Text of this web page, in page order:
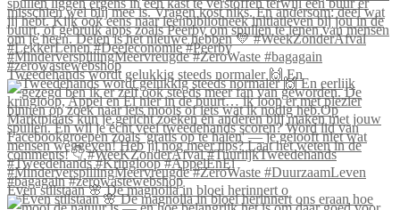
Tweedehands wordt gelukkig steeds normaler 🙌 En
Even stilstaan 🌸 De magnolia in bloei herinnert o